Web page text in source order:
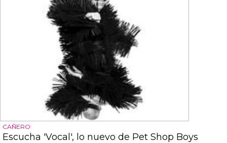
CAÑERO
Escucha 'Vocal', lo nuevo de Pet Shop Boys